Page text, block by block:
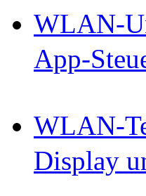
WLAN-
App-
WLAN-
Display